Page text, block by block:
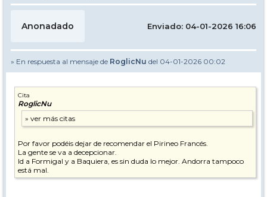
Anonadado Enviado: 04-01-2026 16:06
» En respuesta al mensaje de RoglicNu del 04-01-2026 00:02
Cita
RoglicNu
Por favor podéis dejar de recomendar el Pirineo Francés.
La gente se va a decepcionar.
Id a Formigal y a Baquiera, es sin duda lo mejor. Andorra tampoco
está mal.